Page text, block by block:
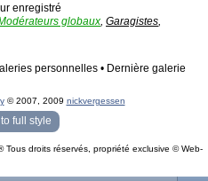
enregistré
globaux, Garagistes,
personnelles • Dernière galerie
© 2007, 2009 nickvergessen
par
darky
full style
Tous droits réservés, propriété exclusive © Web-